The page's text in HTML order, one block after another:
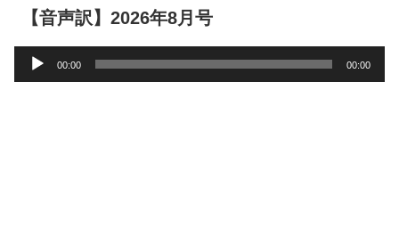
【音声訳】2026年8月号
声
00:00 00:00